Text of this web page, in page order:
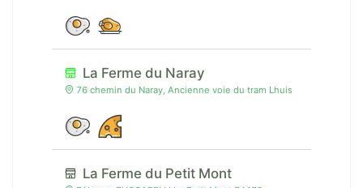
La Ferme du Naray
76 chemin du Naray, Ancienne voie du tram Lhuis
La Ferme du Petit Mont